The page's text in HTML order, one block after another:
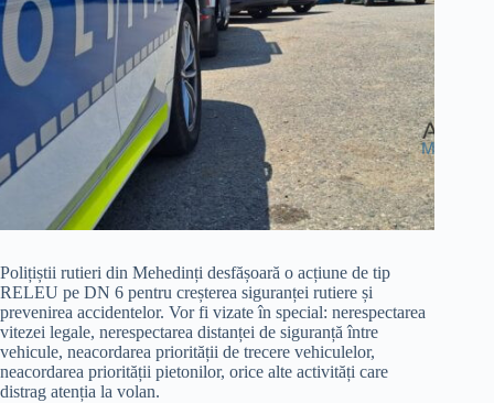
Polițiștii rutieri din Mehedinți desfășoară o acțiune de tip
RELEU pe DN 6 pentru creșterea siguranței rutiere și
prevenirea accidentelor. Vor fi vizate în special: nerespectarea
vitezei legale, nerespectarea distanței de siguranță între
vehicule, neacordarea priorității de trecere vehiculelor,
neacordarea priorității pietonilor, orice alte activități care
distrag atenția la volan.